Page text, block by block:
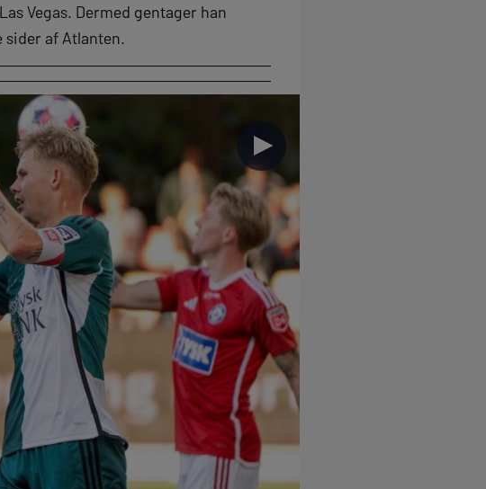
Vegas. Dermed gentager han
sider af Atlanten.
►